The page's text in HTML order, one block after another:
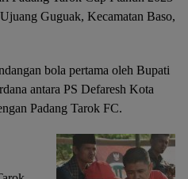
Guguak, Kecamatan Baso,
bola pertama oleh Bupati
antara PS Defaresh Kota
Padang Tarok FC.